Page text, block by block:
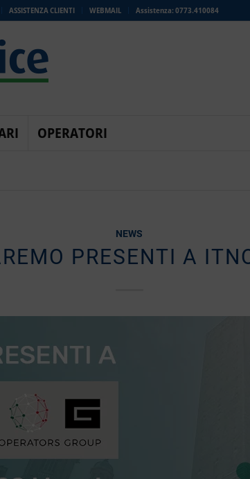
ASSISTENZA CLIENTI WEBMAIL Assistenza: 0773.410084
OPERATORI
NEWS
PRESENTI A